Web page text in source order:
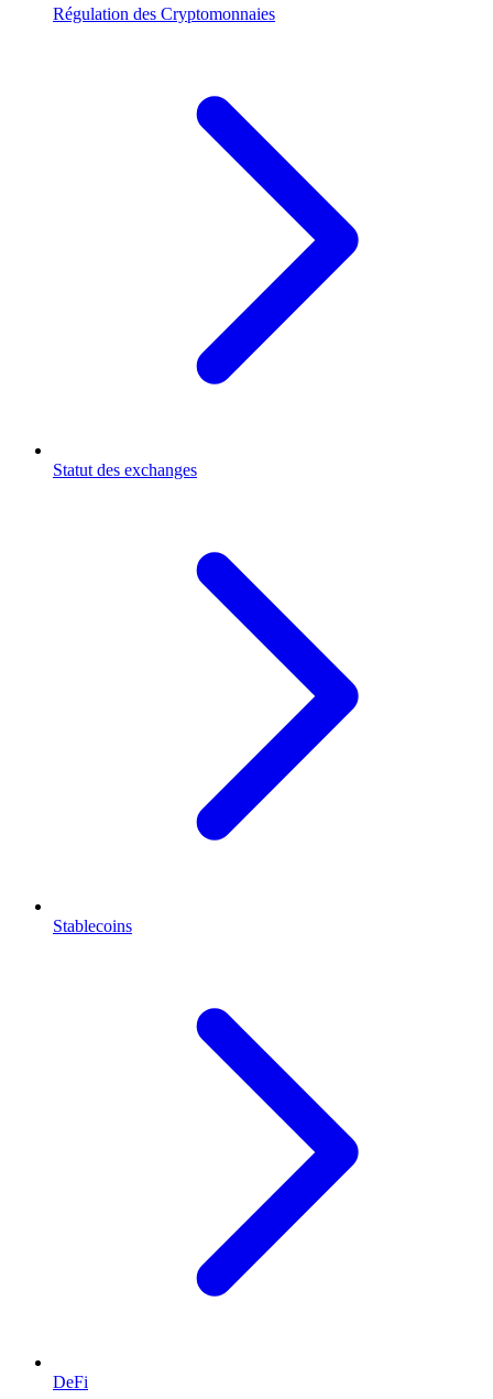
Régulation des Cryptomonnaies
Statut des exchanges
Stablecoins
DeFi